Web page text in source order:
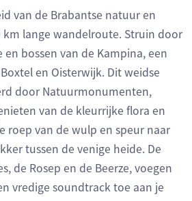
van de Brabantse natuur en
km lange wandelroute. Struin door
bossen van de Kampina, een
en Oisterwijk. Dit weidse
door Natuurmonumenten,
van de kleurrijke flora en
roep van de wulp en speur naar
tussen de venige heide. De
de Rosep en de Beerze, voegen
vredige soundtrack toe aan je